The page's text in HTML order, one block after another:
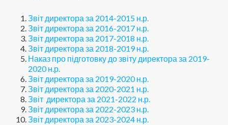
Звіт директора за 2014-2015 н.р.
Звіт директора за 2016-2017 н.р.
Звіт директора за 2017-2018 н.р.
Звіт директора за 2018-2019 н.р.
Наказ про підготовку до звіту директора за 2019-
2020 н.р.
Звіт директора за 2019-2020 н.р.
Звіт директора за 2020-2021 н.р.
Звіт директора за 2021-2022 н.р.
Звіт директора за 2022-2023 н.р.
Звіт директора за 2023-2024 н.р.